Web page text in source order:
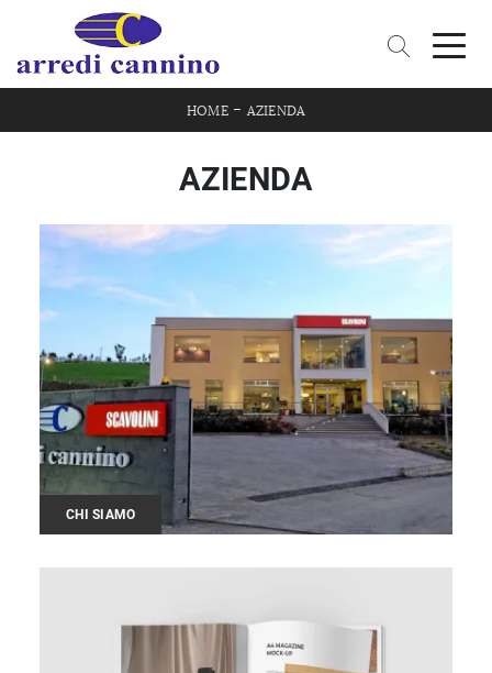
HOME- AZIENDA
AZIENDA
CHI SIAMO